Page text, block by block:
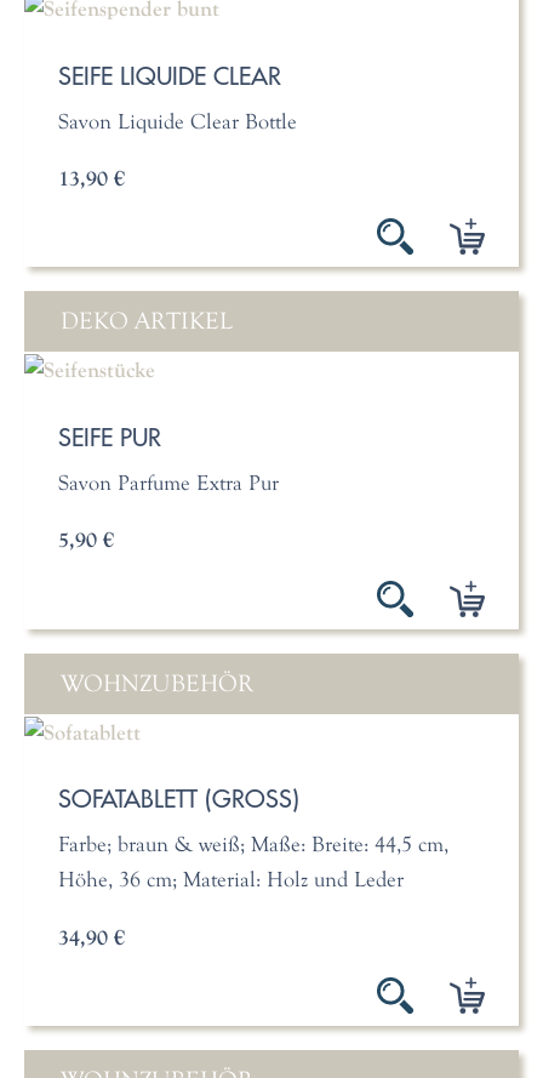
SEIFE LIQUIDE CLEAR
Savon Liquide Clear Bottle
13,90 €
DEKO ARTIKEL
SEIFE PUR
Savon Parfume Extra Pur
5,90 €
WOHNZUBEHÖR
SOFATABLETT (GROSS)
Farbe; braun & weiß; Maße: Breite: 44,5 cm,
Höhe, 36 cm; Material: Holz und Leder
34,90 €